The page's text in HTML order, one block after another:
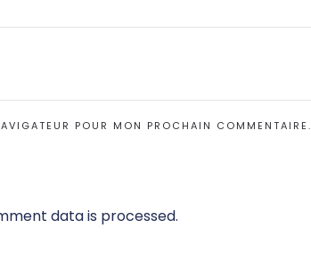
POUR MON PROCHAIN COMMENTAIRE.
data is processed.